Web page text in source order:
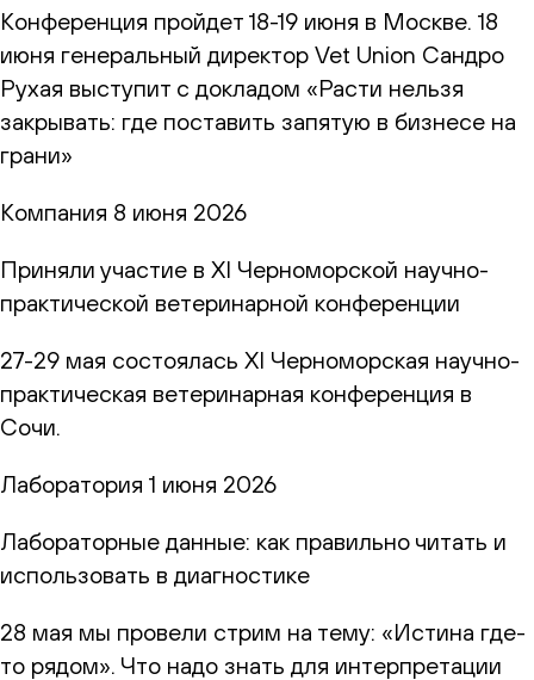
Конференция пройдет 18-19 июня в Москве. 18
июня генеральный директор Vet Union Сандро
Рухая выступит с докладом «Расти нельзя
закрывать: где поставить запятую в бизнесе на
грани»
Компания 8 июня 2026
Приняли участие в XI Черноморской научно-
практической ветеринарной конференции
27-29 мая состоялась XI Черноморская научно-
практическая ветеринарная конференция в
Сочи.
Лаборатория 1 июня 2026
Лабораторные данные: как правильно читать и
использовать в диагностике
28 мая мы провели стрим на тему: «Истина где-
то рядом». Что надо знать для интерпретации